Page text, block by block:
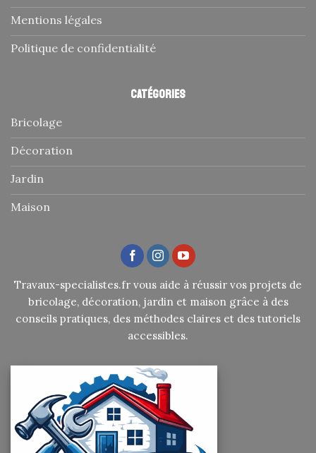
Mentions légales
Politique de confidentialité
Catégories
Bricolage
Décoration
Jardin
Maison
Travaux-specialistes.fr vous aide à réussir vos projets de
bricolage, décoration, jardin et maison grâce à des
conseils pratiques, des méthodes claires et des tutoriels
accessibles.